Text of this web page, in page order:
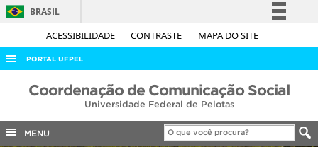
ACESSIBILIDADE CONTRASTE MAPA DO SITE
BRASIL
Simplifique!
Acesso à informação
Legislação
Canais
PORTAL UFPEL
ACESSO À INFORMAÇÃO
COBALTO
Coordenação de Comunicação Social
Universidade Federal de Pelotas
MENU